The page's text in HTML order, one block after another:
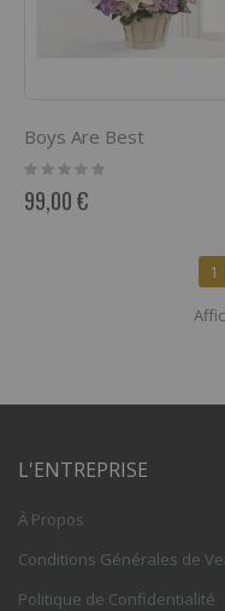
Boys Are Best
Rating:
0%
99,00 €
1
L'ENTREPRISE
À Propos
Conditions Générales de
Politique de Confidentialité